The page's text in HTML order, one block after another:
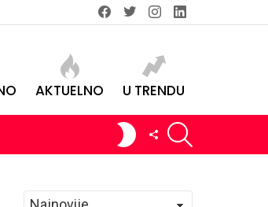
Facebook
Twitterinstagramlinkedin
AKTUELNO U TRENDU
SWITCH
SKIN
FOLLOW
US